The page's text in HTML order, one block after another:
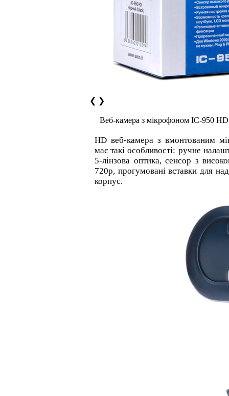
❮ ❯
Веб-камера з мікрофоном IC-950 HD
HD веб-камера з вмонтованим
має такі особливості: ручне
5-лінзова оптика, сенсор з
720p, прогумовані вставки для
корпус.